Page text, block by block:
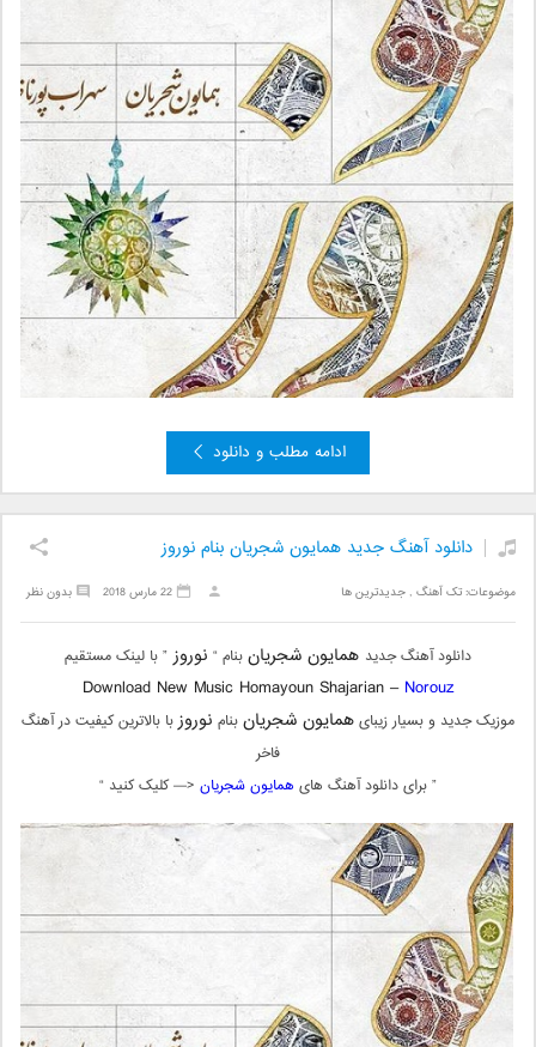
ادامه مطلب و دانلود
دانلود آهنگ جدید همایون شجریان بنام نوروز
موضوعات:تک آهنگ ,جدیدترین ها بدون نظر 22 مارس 2018
دانلود آهنگ جدید همایون شجریانبنام “ نوروز ” با لینک مستقیم
Download New Music Homayoun Shajarian – Norouz
موزیک جدید و بسیار زیبایهمایون شجریانبنام نوروزبا بالاترین کیفیت در آهنگ
فاخر
” برای دانلود آهنگ های همایون شجریان <— کلیک کنید “